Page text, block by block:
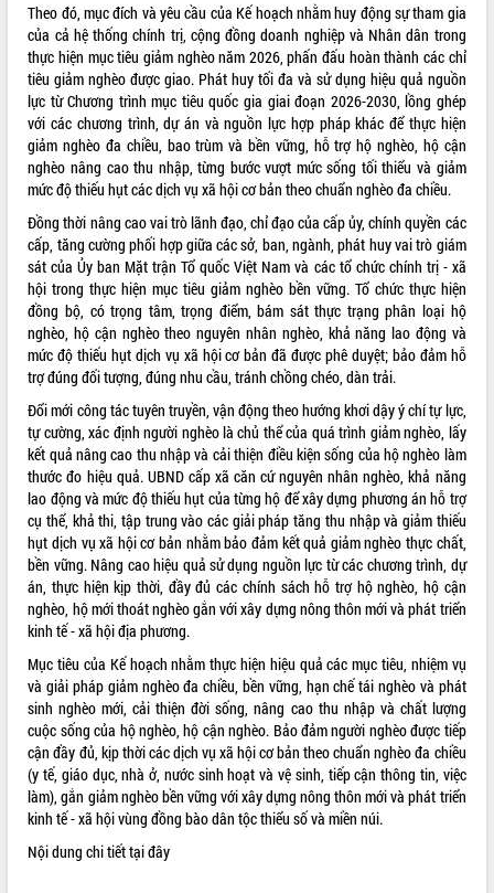
VIDEO
Khám bệnh, cấp phát thuốc miễn phí
và tặng quà người dân xã Cư Pui
Hội nghị UBND tỉnh Đắk Lắk thường kỳ
tháng 7/2026
Lễ truy tặng danh hiệu “Bà Mẹ Việt
Nam Anh hùng” và trao Huân chương
Lao động
UBND tỉnh Đắk Lắk triển khai nhiệm
vụ 6 tháng cuối năm 2026
Kỳ họp thứ Hai, Hội đồng nhân dân
tỉnh khóa XI quyết nghị nhiều nội dung
quan trọng
Bí thư Tỉnh ủy Lương Nguyễn Minh
Triết thăm, tặng quà người có công với
cách mạng
Rà soát, hoàn thiện hệ thống thiết chế
ALBUM ẢNH
Theo đó, mục đích và yêu cầu của Kế hoạch nhằm huy động sự tham gia
của cả hệ thống chính trị, cộng đồng doanh nghiệp và Nhân dân trong
thực hiện mục tiêu giảm nghèo năm 2026, phấn đấu hoàn thành các chỉ
tiêu giảm nghèo được giao. Phát huy tối đa và sử dụng hiệu quả nguồn
lực từ Chương trình mục tiêu quốc gia giai đoạn 2026-2030, lồng ghép
với các chương trình, dự án và nguồn lực hợp pháp khác để thực hiện
giảm nghèo đa chiều, bao trùm và bền vững, hỗ trợ hộ nghèo, hộ cận
nghèo nâng cao thu nhập, từng bước vượt mức sống tối thiểu và giảm
mức độ thiếu hụt các dịch vụ xã hội cơ bản theo chuẩn nghèo đa chiều.
Đồng thời nâng cao vai trò lãnh đạo, chỉ đạo của cấp ủy, chính quyền các
cấp, tăng cường phối hợp giữa các sở, ban, ngành, phát huy vai trò giám
sát của Ủy ban Mặt trận Tổ quốc Việt Nam và các tổ chức chính trị - xã
hội trong thực hiện mục tiêu giảm nghèo bền vững. Tổ chức thực hiện
đồng bộ, có trọng tâm, trọng điểm, bám sát thực trạng phân loại hộ
nghèo, hộ cận nghèo theo nguyên nhân nghèo, khả năng lao động và
mức độ thiếu hụt dịch vụ xã hội cơ bản đã được phê duyệt; bảo đảm hỗ
trợ đúng đối tượng, đúng nhu cầu, tránh chồng chéo, dàn trải.
Đổi mới công tác tuyên truyền, vận động theo hướng khơi dậy ý chí tự lực,
tự cường, xác định người nghèo là chủ thể của quá trình giảm nghèo, lấy
kết quả nâng cao thu nhập và cải thiện điều kiện sống của hộ nghèo làm
thước đo hiệu quả. UBND cấp xã căn cứ nguyên nhân nghèo, khả năng
lao động và mức độ thiếu hụt của từng hộ để xây dựng phương án hỗ trợ
cụ thể, khả thi, tập trung vào các giải pháp tăng thu nhập và giảm thiếu
hụt dịch vụ xã hội cơ bản nhằm bảo đảm kết quả giảm nghèo thực chất,
bền vững. Nâng cao hiệu quả sử dụng nguồn lực từ các chương trình, dự
án, thực hiện kịp thời, đầy đủ các chính sách hỗ trợ hộ nghèo, hộ cận
nghèo, hộ mới thoát nghèo gắn với xây dựng nông thôn mới và phát triển
kinh tế - xã hội địa phương.
Mục tiêu của Kế hoạch nhằm thực hiện hiệu quả các mục tiêu, nhiệm vụ
và giải pháp giảm nghèo đa chiều, bền vững, hạn chế tái nghèo và phát
sinh nghèo mới, cải thiện đời sống, nâng cao thu nhập và chất lượng
cuộc sống của hộ nghèo, hộ cận nghèo. Bảo đảm người nghèo được tiếp
cận đầy đủ, kịp thời các dịch vụ xã hội cơ bản theo chuẩn nghèo đa chiều
(y tế, giáo dục, nhà ở, nước sinh hoạt và vệ sinh, tiếp cận thông tin, việc
làm), gắn giảm nghèo bền vững với xây dựng nông thôn mới và phát triển
kinh tế - xã hội vùng đồng bào dân tộc thiểu số và miền núi.
Nội dung chi tiếttại đây